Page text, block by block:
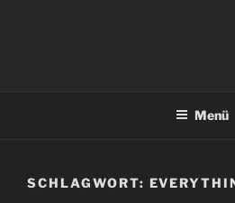
Menü
SCHLAGWORT: